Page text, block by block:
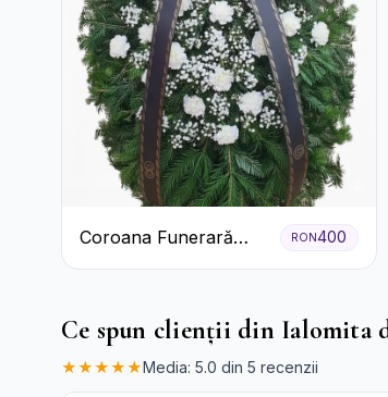
Coroana Funerară
Albă cu Garoafe
RON400
Ce spun clienții din Ialomita
★★★★★Media: 5.0 din 5 recenzii